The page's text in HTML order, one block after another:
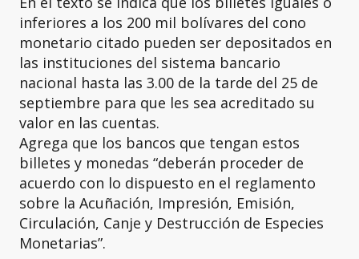
inferiores a los 200 mil bolívares del cono
monetario citado pueden ser depositados en
las instituciones del sistema bancario
nacional hasta las 3.00 de la tarde del 25 de
septiembre para que les sea acreditado su
valor en las cuentas.
Agrega que los bancos que tengan estos
billetes y monedas “deberán proceder de
acuerdo con lo dispuesto en el reglamento
sobre la Acuñación, Impresión, Emisión,
Circulación, Canje y Destrucción de Especies
Monetarias”.